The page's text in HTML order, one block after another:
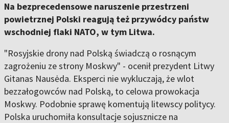
Na bezprecedensowe naruszenie przestrzeni
powietrznej Polski reagują też przywódcy państw
wschodniej flaki NATO, w tym Litwa.
"Rosyjskie drony nad Polską świadczą o rosnącym
zagrożeniu ze strony Moskwy" - ocenił prezydent Litwy
Gitanas Nausėda. Eksperci nie wykluczają, że wlot
bezzałogowców nad Polską, to celowa prowokacja
Moskwy. Podobnie sprawę komentują litewscy politycy.
Polska uruchomiła konsultacje sojusznicze na